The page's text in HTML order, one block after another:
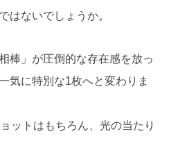
はないでしょうか。
棒」が圧倒的な存在感を放っ
気に特別な1枚へと変わりま
ットはもちろん、光の当たり